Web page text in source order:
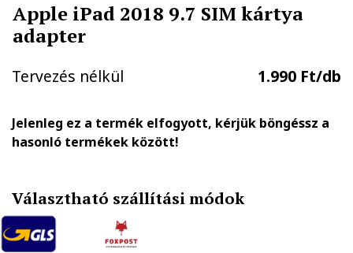
Apple iPad 2018 9.7 SIM kártya
adapter
Tervezés nélkül 1.990 Ft/db
Jelenleg ez a termék elfogyott, kérjük böngéssz a
hasonló termékek között!
Választható szállítási módok